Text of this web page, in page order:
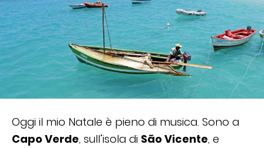
Oggi il mio Natale è pieno di musica. Sono a
Capo Verde, sull’isola di São Vicente, e